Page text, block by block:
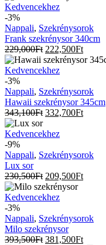
Frank
szekrénysor
340cm
Kedvencekhez
-3%
Nappali, Szekrénysorok
Frank szekrénysor 340cm
229,000Ft 222,500Ft
Hawaii
szekrénysor
345cm
Kedvencekhez
-3%
Nappali, Szekrénysorok
Hawaii szekrénysor 345cm
343,100Ft 332,700Ft
Lux
sor
Kedvencekhez
-9%
Nappali, Szekrénysorok
Lux sor
230,500Ft 209,500Ft
Milo
szekrénysor
Kedvencekhez
-3%
Nappali, Szekrénysorok
Milo szekrénysor
393,500Ft 381,500Ft